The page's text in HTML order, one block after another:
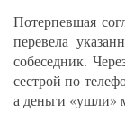
Потерпевшая
перевела
собеседник.
сестрой по
а деньги «ушли»